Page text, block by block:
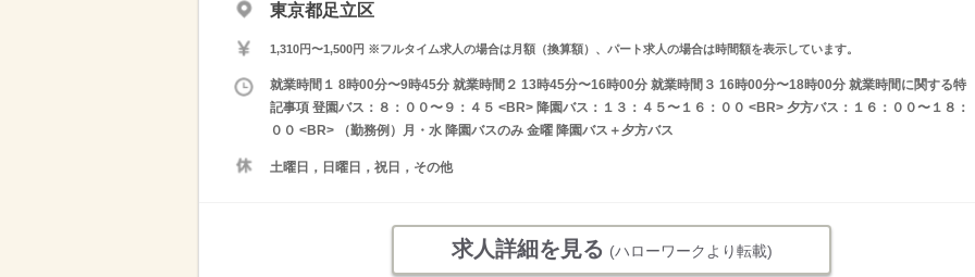
東京都足立区
1,310円〜1,500円 ※フルタイム求人の場合は月額（換算額）、パート求人の場合は時間額を表示しています。
就業時間１ 8時00分〜9時45分 就業時間２ 13時45分〜16時00分 就業時間３ 16時00分〜18時00分 就業時間に関する特
記事項 登園バス：８：００〜９：４５ <BR> 降園バス：１３：４５〜１６：００ <BR> 夕方バス：１６：００〜１８：
００ <BR> （勤務例）月・水 降園バスのみ 金曜 降園バス＋夕方バス
土曜日，日曜日，祝日，その他
求人詳細を見る (ハローワークより転載)